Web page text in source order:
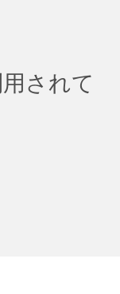
されて